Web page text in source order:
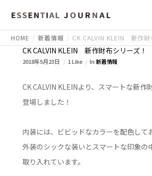
HOME 新着情報 CK CALVIN KLEIN 新作財
CK CALVIN KLEIN 新作財布シリーズ！
2018年5月23日 1 Like In新着情報
CK CALVIN KLEINより、スマートな新作
登場しました！
内装には、ビビッドなカラーを配色して
外装のシックな装いとスマートな印象の
取り入れています。